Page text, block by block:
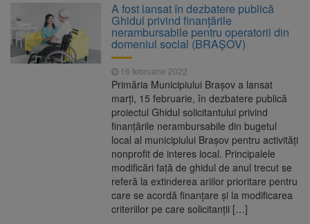
A fost lansat în dezbatere publică
Ghidul privind finanţările
nerambursabile pentru operatorii din
domeniul social (BRAȘOV)
16 februarie 2022
Primăria Municipiului Brașov a lansat
marți, 15 februarie, în dezbatere publică
proiectul Ghidul solicitantului privind
finanţările nerambursabile din bugetul
local al municipiului Braşov pentru activităţi
nonprofit de interes local. Principalele
modificări față de ghidul de anul trecut se
referă la extinderea ariilor prioritare pentru
care se acordă finanțare și la modificarea
criteriilor pe care solicitanții […]